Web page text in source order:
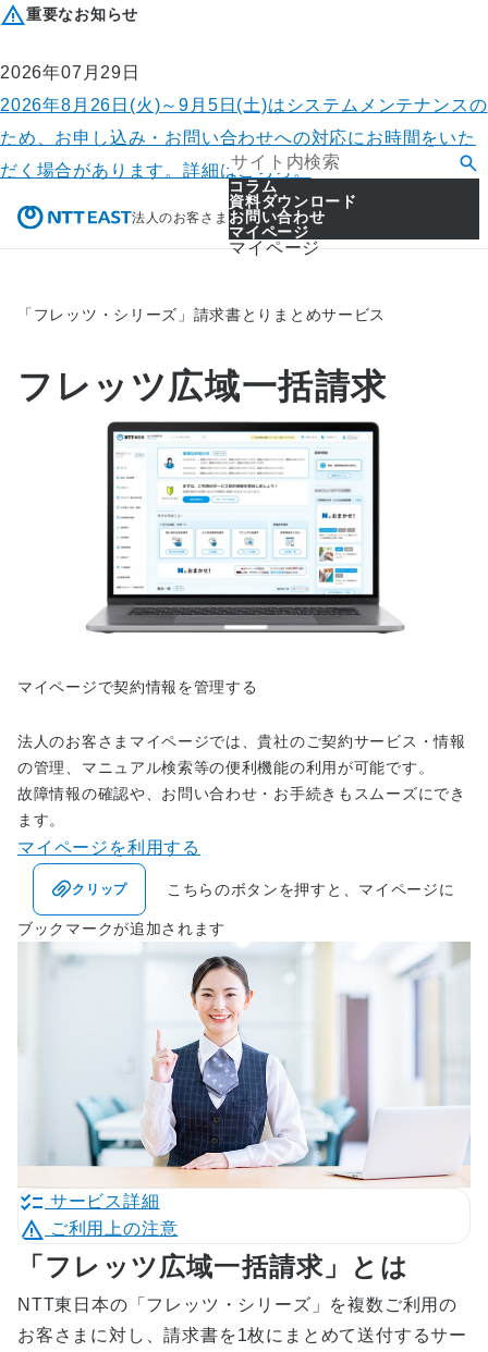
重要なお知らせ
2026年07月29日
2026年8月26日(火)～9月5日(土)はシステムメンテナンスの
ため、お申し込み・お問い合わせへの対応にお時間をいた
だく場合があります。詳細はこちら。
法人のお客さま
コラム
資料ダウンロード
お問い合わせ
マイページ
マイページ
「フレッツ・シリーズ」請求書とりまとめサービス
フレッツ広域一括請求
マイページで契約情報を管理する
法人のお客さまマイページでは、貴社のご契約サービス・情報
の管理、マニュアル検索等の便利機能の利用が可能です。
故障情報の確認や、お問い合わせ・お手続きもスムーズにでき
ます。
マイページを利用する
クリップ こちらのボタンを押すと、マイページに
ブックマークが追加されます
サービス詳細
ご利用上の注意
「フレッツ広域一括請求」とは
NTT東日本の「フレッツ・シリーズ」を複数ご利用の
お客さまに対し、請求書を1枚にまとめて送付するサー